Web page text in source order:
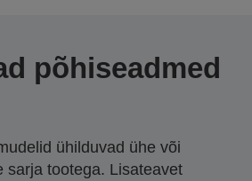
põhiseadmed
ühilduvad ühe või
sarja tootega. Lisateavet